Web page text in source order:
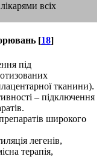
всіх
[18]
під
тканини).
– підключення
широкого
легенів,
терапія,